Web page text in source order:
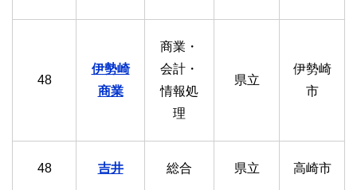
48
伊勢崎
商業
商業・
会計・
情報処
理
県立
伊勢崎
市
48 吉井 総合 県立 高崎市